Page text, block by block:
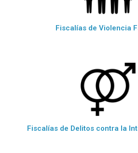
Fiscalías de Violencia
Fiscalías de Delitos contra la